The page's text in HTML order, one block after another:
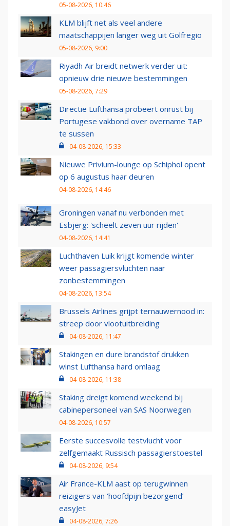
05-08-2026, 10:46
KLM blijft net als veel andere
maatschappijen langer weg uit Golfregio
05-08-2026, 9:00
Riyadh Air breidt netwerk verder uit:
opnieuw drie nieuwe bestemmingen
05-08-2026, 7:29
Directie Lufthansa probeert onrust bij
Portugese vakbond over overname TAP
te sussen
04-08-2026, 15:33
Nieuwe Privium-lounge op Schiphol opent
op 6 augustus haar deuren
04-08-2026, 14:46
Groningen vanaf nu verbonden met
Esbjerg: 'scheelt zeven uur rijden'
04-08-2026, 14:41
Luchthaven Luik krijgt komende winter
weer passagiersvluchten naar
zonbestemmingen
04-08-2026, 13:54
Brussels Airlines grijpt ternauwernood in:
streep door vlootuitbreiding
04-08-2026, 11:47
Stakingen en dure brandstof drukken
winst Lufthansa hard omlaag
04-08-2026, 11:38
Staking dreigt komend weekend bij
cabinepersoneel van SAS Noorwegen
04-08-2026, 10:57
Eerste succesvolle testvlucht voor
zelfgemaakt Russisch passagierstoestel
04-08-2026, 9:54
Air France-KLM aast op terugwinnen
reizigers van ‘hoofdpijn bezorgend’
easyJet
04-08-2026, 7:26